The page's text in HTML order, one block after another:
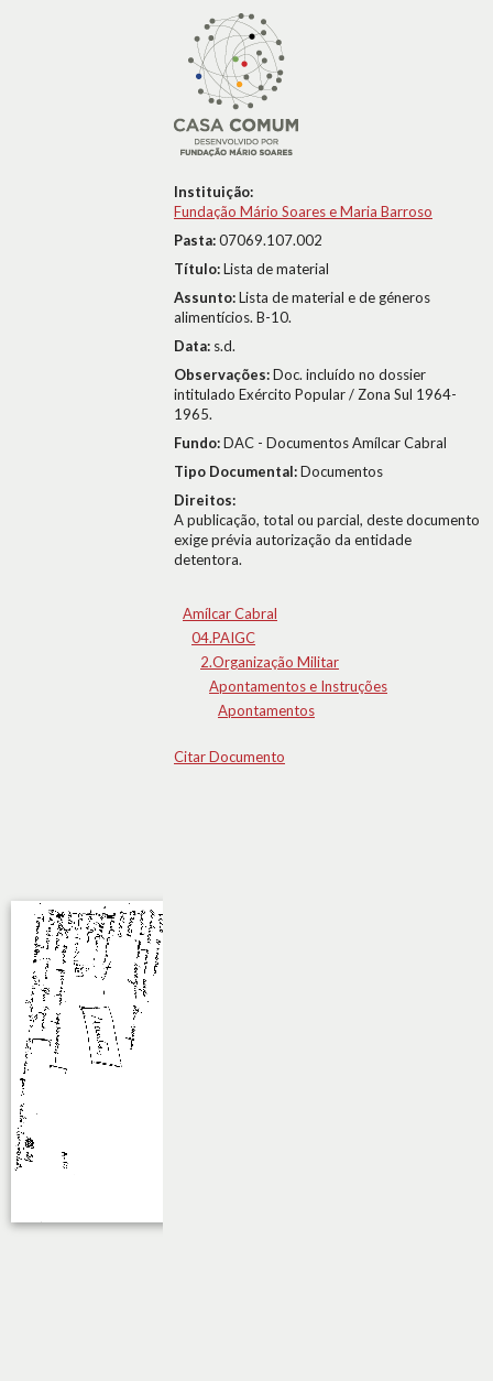
Instituição:
Fundação Mário Soares e Maria Barroso
Pasta:07069.107.002
Título:Lista de material
Assunto:Lista de material e de géneros
alimentícios. B-10.
Data: s.d.
Observações:Doc. incluído no dossier
intitulado Exército Popular / Zona Sul 1964-
1965.
Fundo:DAC - Documentos Amílcar Cabral
Tipo Documental:Documentos
Direitos:
A publicação, total ou parcial, deste documento
exige prévia autorização da entidade
detentora.
Amílcar Cabral
04.PAIGC
2.Organização Militar
Apontamentos e Instruções
Apontamentos
Citar Documento